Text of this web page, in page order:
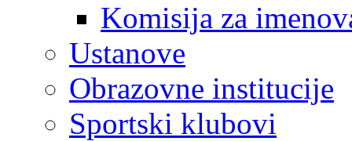
Komisija za
Ustanove
Obrazovne institucije
Sportski klubovi